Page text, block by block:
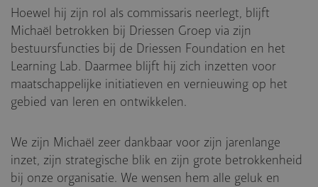
Hoewel hij zijn rol als commissaris neerlegt, blijft
Michaël betrokken bij Driessen Groep via zijn
bestuursfuncties bij de Driessen Foundation en het
Learning Lab. Daarmee blijft hij zich inzetten voor
maatschappelijke initiatieven en vernieuwing op het
gebied van leren en ontwikkelen.
We zijn Michaël zeer dankbaar voor zijn jarenlange
inzet, zijn strategische blik en zijn grote betrokkenheid
bij onze organisatie. We wensen hem alle geluk en